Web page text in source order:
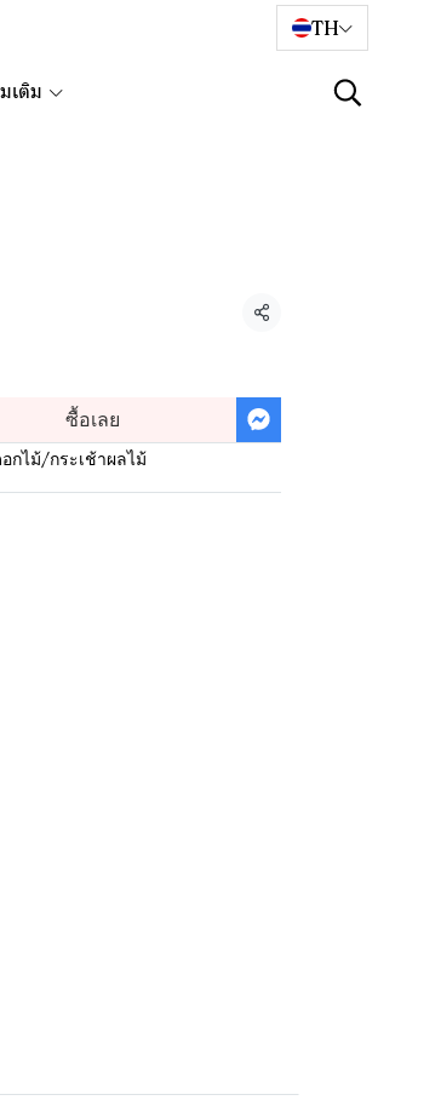
TH
เติม
แชร์
ซื้อเลย
กไม้/กระเช้าผลไม้